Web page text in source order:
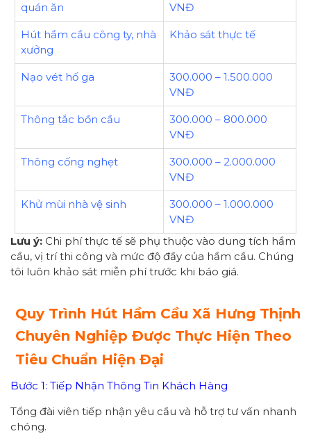
quán ăn
VNĐ
Hút hầm cầu công ty, nhà
xưởng
Khảo sát thực tế
Nạo vét hố ga
300.000 – 1.500.000
VNĐ
Thông tắc bồn cầu
300.000 – 800.000
VNĐ
Thông cống nghẹt
300.000 – 2.000.000
VNĐ
Khử mùi nhà vệ sinh
300.000 – 1.000.000
VNĐ
Lưu ý: Chi phí thực tế sẽ phụ thuộc vào dung tích hầm
cầu, vị trí thi công và mức độ đầy của hầm cầu. Chúng
tôi luôn khảo sát miễn phí trước khi báo giá.
Quy Trình Hút Hầm Cầu Xã Hưng Thịnh
Chuyên Nghiệp Được Thực Hiện Theo
Tiêu Chuẩn Hiện Đại
Bước 1: Tiếp Nhận Thông Tin Khách Hàng
Tổng đài viên tiếp nhận yêu cầu và hỗ trợ tư vấn nhanh
chóng.